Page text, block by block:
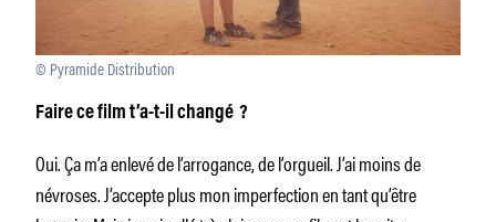
© Pyramide Distribution
Faire ce film t’a-t-il changé ?
Oui. Ça m’a enlevé de l’arrogance, de l’orgueil. J’ai moins de
névroses. J’accepte plus mon imperfection en tant qu’être